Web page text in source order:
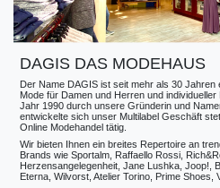
DAGIS DAS MODEHAUS
Der Name DAGIS ist seit mehr als 30
Mode für Damen und Herren und
Jahr 1990 durch unsere Gründerin und
entwickelte sich unser Multilabel Geschäft
Online Modehandel tätig.
Wir bieten Ihnen ein breites Repertoire an
Brands wie Sportalm, Raffaello Rossi,
Herzensangelegenheit, Jane Lushka, Joop!,
Eterna, Wilvorst, Atelier Torino, Prime Shoes,